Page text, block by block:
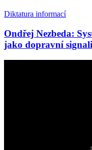
Diktatura informací
Ondřej Nezbeda:
jako dopravní